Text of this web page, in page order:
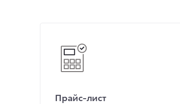
Прайс-лист